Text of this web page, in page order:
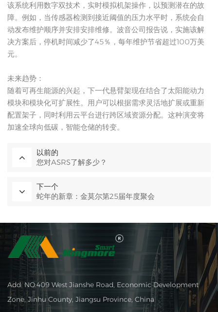
该系统利用数字双技术，实时模拟机架操作，以预测潜在的故
障。例如，当传感器检测到接近阈值的压力水平时，系统会自
动发布维护顺序并安排安排维修。波音公司报告说，实施该解
决方案后，停机时间减少了45％，每年维护节省超过100万美
元。
未来趋势：
随着可再生能源的兴起，下一代悬臂架现在结合了太阳能动力
模块和模块化可扩展性。用户可以根据需求灵活地扩展或重新
配置架子，同时利用云平台进行跨区域资源分配。这种演变将
加速全球向低碳，智能仓储的转变。
以前的
您对ASRS了解多少？
下一个
蛇年的新章：金莫尔第25届年度聚会
Add: NO.409 West Jianshe Road, Economic Development
Zone, Jinhu County, Jiangsu Province, China